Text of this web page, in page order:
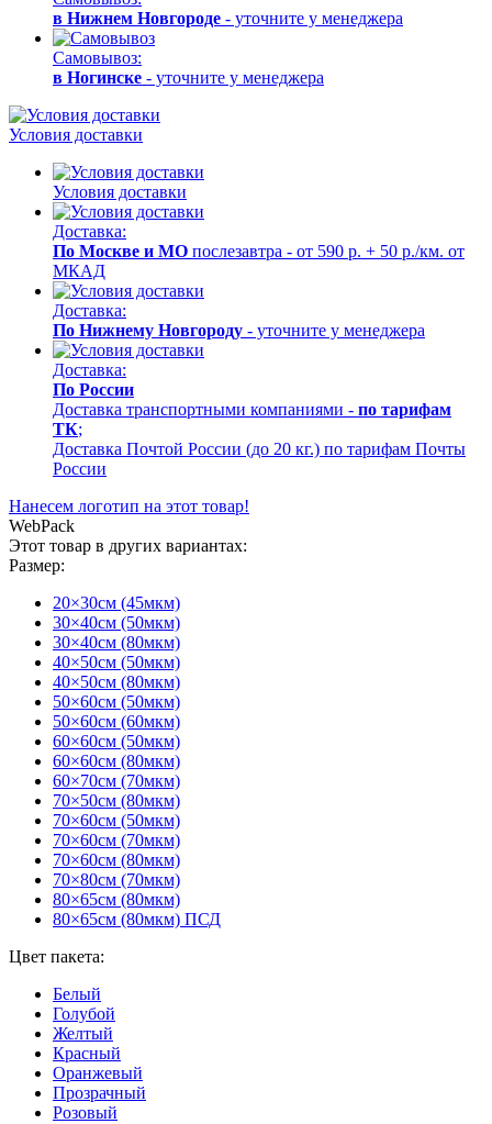
в Нижнем Новгороде - уточните у менеджера
Самовывоз:
в Ногинске - уточните у менеджера
Условия доставки
Условия доставки
Доставка:
По Москве и МО послезавтра - от 590 р. + 50 р./км. от
МКАД
Доставка:
По Нижнему Новгороду - уточните у менеджера
Доставка:
По России
Доставка транспортными компаниями - по тарифам
ТК;
Доставка Почтой России (до 20 кг.) по тарифам Почты
России
Нанесем логотип на этот товар!
WebPack
Этот товар в других вариантах:
Размер:
20×30см (45мкм)
30×40см (50мкм)
30×40см (80мкм)
40×50см (50мкм)
40×50см (80мкм)
50×60см (50мкм)
50×60см (60мкм)
60×60см (50мкм)
60×60см (80мкм)
60×70см (70мкм)
70×50см (80мкм)
70×60см (50мкм)
70×60см (70мкм)
70×60см (80мкм)
70×80см (70мкм)
80×65см (80мкм)
80×65см (80мкм) ПСД
Цвет пакета:
Белый
Голубой
Желтый
Красный
Оранжевый
Прозрачный
Розовый